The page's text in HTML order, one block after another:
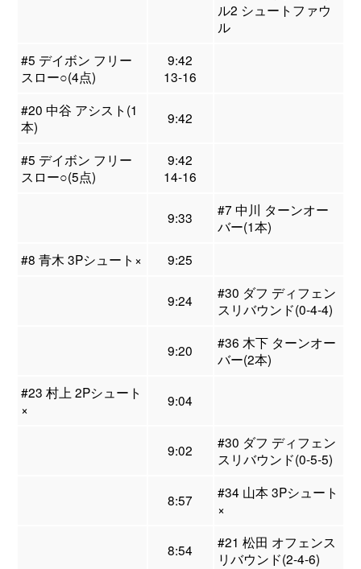
ル2 シュートファウ
ル
#5 デイボン フリー
スロー○(4点)
9:42
13-16
#20 中谷 アシスト(1
本)
9:42
#5 デイボン フリー
スロー○(5点)
9:42
14-16
9:33
#7 中川 ターンオー
バー(1本)
#8 青木 3Pシュート×
9:25
9:24
#30 ダフ ディフェン
スリバウンド(0-4-4)
9:20
#36 木下 ターンオー
バー(2本)
#23 村上 2Pシュート
×
9:04
9:02
#30 ダフ ディフェン
スリバウンド(0-5-5)
8:57
#34 山本 3Pシュート
×
8:54
#21 松田 オフェンス
リバウンド(2-4-6)